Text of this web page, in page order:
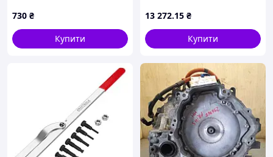
730 ₴
Купити
13 272.15 ₴
Купити